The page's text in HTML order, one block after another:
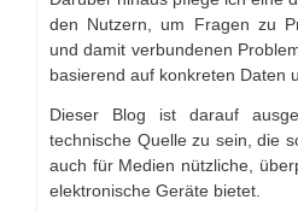
den Nutzern, um Fragen zu
und damit verbundenen
basierend auf konkreten Daten
Dieser Blog ist darauf
technische Quelle zu sein, die
auch für Medien nützliche,
elektronische Geräte bietet.